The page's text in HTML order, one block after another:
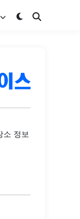
소 정보